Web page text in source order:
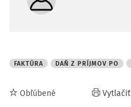
FAKTÚRA DAŇ Z PRÍJMOV PO
Obľúbené Vytlačiť